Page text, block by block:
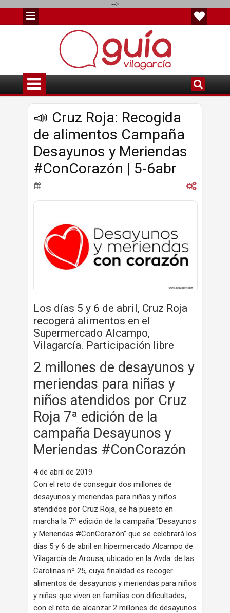
-->
📣 Cruz Roja: Recogida
de alimentos Campaña
Desayunos y Meriendas
#ConCorazón | 5-6abr
Los días 5 y 6 de abril, Cruz Roja
recogerá alimentos en el
Supermercado Alcampo,
Vilagarcía. Participación libre
2 millones de desayunos y
meriendas para niñas y
niños atendidos por Cruz
Roja 7ª edición de la
campaña Desayunos y
Meriendas #ConCorazón
4 de abril de 2019.
Con el reto de conseguir dos millones de
desayunos y meriendas para niñas y niños
atendidos por Cruz Roja, se ha puesto en
marcha la 7ª edición de la campaña “Desayunos
y Meriendas #ConCorazón” que se celebrará los
días 5 y 6 de abril en hipermercado Alcampo de
Vilagarcía de Arousa, ubicado en la Avda. de las
Carolinas nº 25, cuya finalidad es recoger
alimentos de desayunos y meriendas para niños
y niñas que viven en familias con dificultades,
con el reto de alcanzar 2 millones de desayunos